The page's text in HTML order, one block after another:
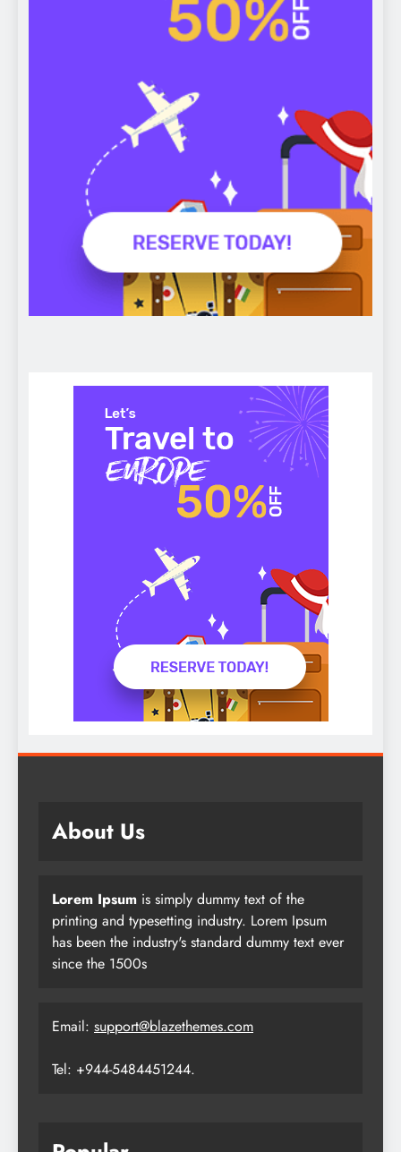
About Us
Lorem Ipsum is simply dummy text of the
printing and typesetting industry. Lorem Ipsum
has been the industry's standard dummy text ever
since the 1500s
Email: support@blazethemes.com
Tel: +944-5484451244.